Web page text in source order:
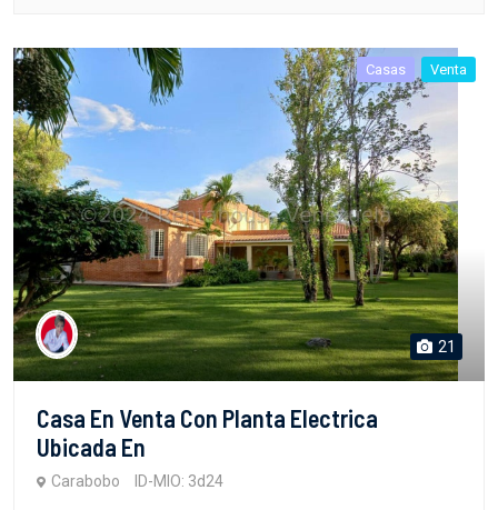
Casas Venta
21
Casa En Venta Con Planta Electrica
Ubicada En
Carabobo ID-MIO: 3d24